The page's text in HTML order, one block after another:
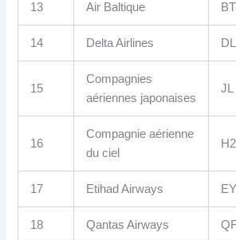
13 Air Baltique BT
14 Delta Airlines DL
15
Compagnies
aériennes japonaises
JL
16
Compagnie aérienne
du ciel
H2
17 Etihad Airways EY
18 Qantas Airways